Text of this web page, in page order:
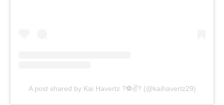
A post shared by Kai Havertz ?⚽️✌? (@kaihavertz29)